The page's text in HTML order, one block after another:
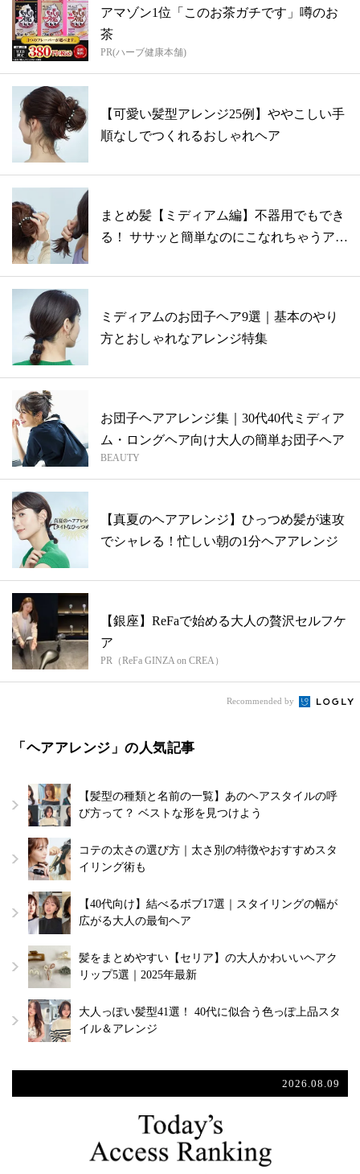
アマゾン1位「このお茶ガチです」噂のお
茶
PR(ハーブ健康本舗)
【可愛い髪型アレンジ25例】ややこしい手
順なしでつくれるおしゃれヘア
まとめ髪【ミディアム編】不器用でもでき
る！ ササッと簡単なのにこなれちゃうアレ
ミディアムのお団子ヘア9選｜基本のやり
方とおしゃれなアレンジ特集
お団子ヘアアレンジ集｜30代40代ミディア
ム・ロングヘア向け大人の簡単お団子ヘア
BEAUTY
【真夏のヘアアレンジ】ひっつめ髪が速攻
でシャレる！忙しい朝の1分ヘアアレンジ
【銀座】ReFaで始める大人の贅沢セルフケ
ア
PR（ReFa GINZA on CREA）
Recommended by
「ヘアアレンジ」の人気記事
【髪型の種類と名前の一覧】あのヘアスタイルの呼
び方って？ ベストな形を見つけよう
コテの太さの選び方｜太さ別の特徴やおすすめスタ
イリング術も
【40代向け】結べるボブ17選｜スタイリングの幅が
広がる大人の最旬ヘア
髪をまとめやすい【セリア】の大人かわいいヘアク
リップ5選｜2025年最新
大人っぽい髪型41選！ 40代に似合う色っぽ上品スタ
イル＆アレンジ
2026.08.09